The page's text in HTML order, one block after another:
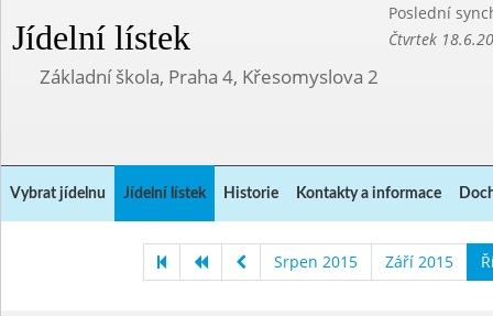
Jídelní lístek
Poslední
Čtvrtek
Základní škola, Praha 4, Křesomyslova 2
Vybrat jídelnu Jídelní lístek Historie Kontakty a informace
Srpen 2015 Září 2015